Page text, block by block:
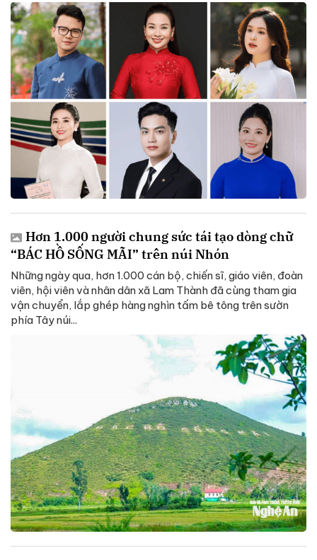
Hơn 1.000 người chung sức tái tạo dòng chữ
“BÁC HỒ SỐNG MÃI” trên núi Nhón
Những ngày qua, hơn 1.000 cán bộ, chiến sĩ, giáo viên, đoàn
viên, hội viên và nhân dân xã Lam Thành đã cùng tham gia
vận chuyển, lắp ghép hàng nghìn tấm bê tông trên sườn
phía Tây núi...